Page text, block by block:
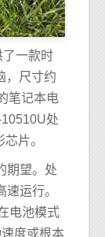
一款时
，尺寸约
笔记本电
处
片。
期望。处
运行。
电池模式
度或根本